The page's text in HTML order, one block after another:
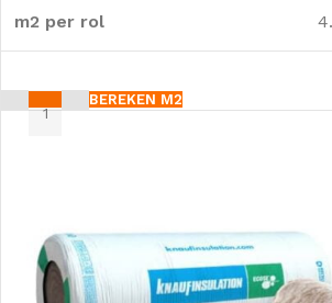
m2 per rol
BEREKEN M2